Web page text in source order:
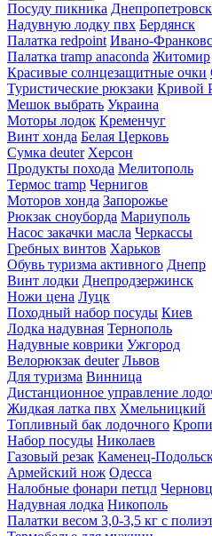
Посуду пикника Днепропетровск
Надувную лодку пвх Бердянск
Палатка redpoint Ивано-
Палатка tramp anaconda Житомир
Красивые солнцезащитные очки
Туристические рюкзаки Кривой
Мешок выбрать Украина
Моторы лодок Кременчуг
Винт хонда Белая Церковь
Сумка deuter Херсон
Продукты похода Мелитополь
Термос tramp Чернигов
Моторов хонда Запорожье
Рюкзак сноуборда Мариуполь
Насос закачки масла Черкассы
Гребных винтов Харьков
Обувь туризма активного Днепр
Винт лодки Днепродзержинск
Ножи цена Луцк
Походный набор посуды Киев
Лодка надувная Тернополь
Надувные коврики Ужгород
Велорюкзак deuter Львов
Для туризма Винница
Дистанционное управление
Жидкая латка пвх Хмельницкий
Топливный бак лодочного
Набор посуды Николаев
Газовый резак Каменец-
Армейский нож Одесса
Налобные фонари петцл
Надувная лодка Никополь
Палатки весом 3,0-3,5 кг с